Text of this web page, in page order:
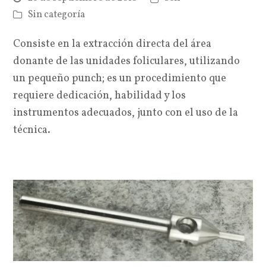
Sin categoría
Consiste en la extracción directa del área
donante de las unidades foliculares, utilizando
un pequeño punch; es un procedimiento que
requiere dedicación, habilidad y los
instrumentos adecuados, junto con el uso de la
técnica.